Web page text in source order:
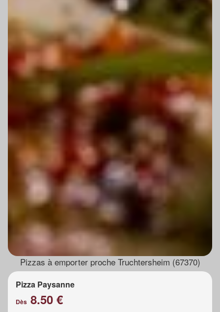
Pizzas à emporter proche Truchtersheim (67370)
Pizza Paysanne
Dès 8.50 €